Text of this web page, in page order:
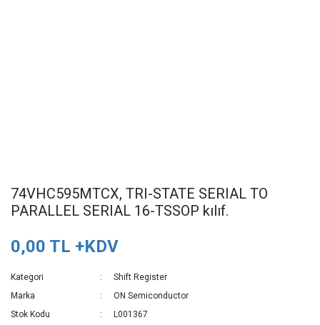
74VHC595MTCX, TRI-STATE SERIAL TO
PARALLEL SERIAL 16-TSSOP kılıf.
0,00 TL +KDV
Kategori
Shift Register
Marka
ON Semiconductor
Stok Kodu
L001367